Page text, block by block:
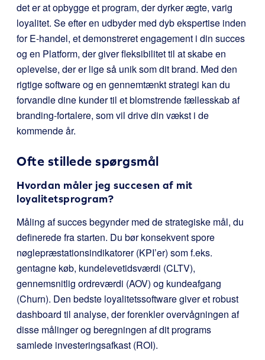
det er at opbygge et program, der dyrker ægte, varig
loyalitet. Se efter en udbyder med dyb ekspertise inden
for E-handel, et demonstreret engagement i din succes
og en Platform, der giver fleksibilitet til at skabe en
oplevelse, der er lige så unik som dit brand. Med den
rigtige software og en gennemtænkt strategi kan du
forvandle dine kunder til et blomstrende fællesskab af
branding-fortalere, som vil drive din vækst i de
kommende år.
Ofte stillede spørgsmål
Hvordan måler jeg succesen af mit
loyalitetsprogram?
Måling af succes begynder med de strategiske mål, du
definerede fra starten. Du bør konsekvent spore
nøglepræstationsindikatorer (KPI’er) som f.eks.
gentagne køb, kundelevetidsværdi (CLTV),
gennemsnitlig ordreværdi (AOV) og kundeafgang
(Churn). Den bedste loyalitetssoftware giver et robust
dashboard til analyse, der forenkler overvågningen af
disse målinger og beregningen af dit programs
samlede investeringsafkast (ROI).